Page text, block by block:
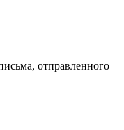
отправленного